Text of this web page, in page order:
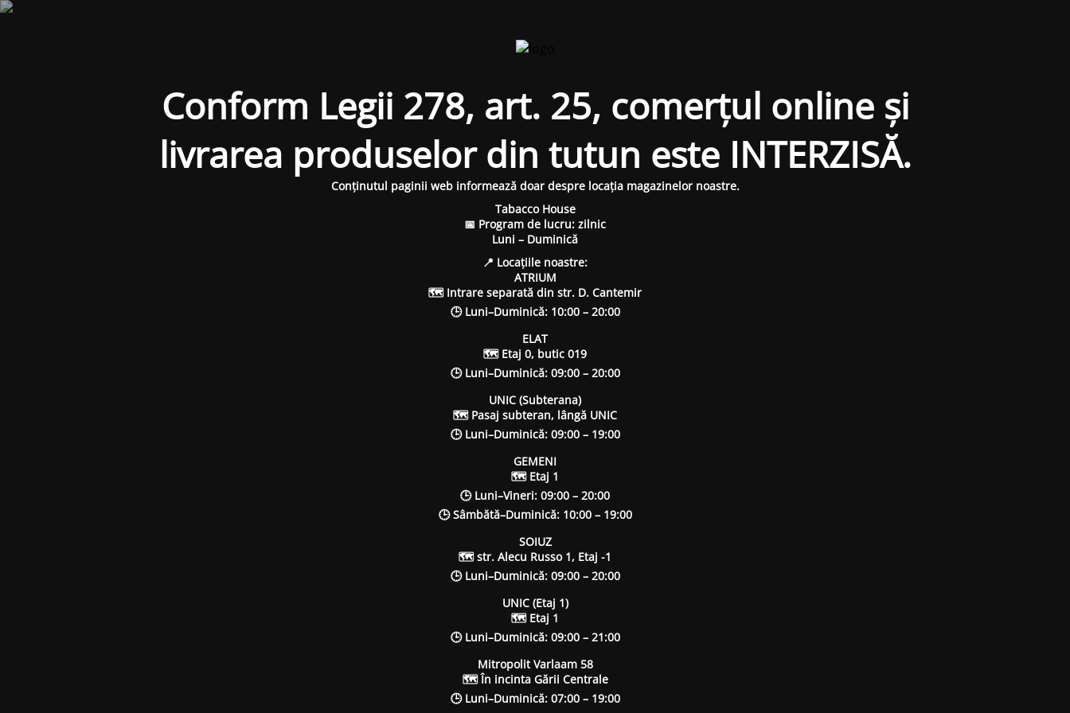
Conform Legii 278, art. 25, comerțul online și
livrarea produselor din tutun este INTERZISĂ.
Conținutul paginii web informează doar despre locația magazinelor noastre.
Tabacco House
📅 Program de lucru: zilnic
Luni – Duminică
📍 Locațiile noastre:
ATRIUM
🗺 Intrare separată din str. D. Cantemir
🕒 Luni–Duminică: 10:00 – 20:00
ELAT
🗺 Etaj 0, butic 019
🕒 Luni–Duminică: 09:00 – 20:00
UNIC (Subterana)
🗺 Pasaj subteran, lângă UNIC
🕒 Luni–Duminică: 09:00 – 19:00
GEMENI
🗺 Etaj 1
🕒 Luni–Vineri: 09:00 – 20:00
🕒 Sâmbătă–Duminică: 10:00 – 19:00
SOIUZ
🗺 str. Alecu Russo 1, Etaj -1
🕒 Luni–Duminică: 09:00 – 20:00
UNIC (Etaj 1)
🗺 Etaj 1
🕒 Luni–Duminică: 09:00 – 21:00
Mitropolit Varlaam 58
🗺 În incinta Gării Centrale
🕒 Luni–Duminică: 07:00 – 19:00